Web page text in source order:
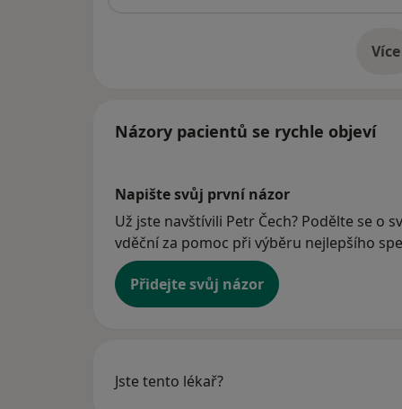
Více
o
Názory pacientů se rychle objeví
Napište svůj první názor
Už jste navštívili Petr Čech? Podělte se o
vděční za pomoc při výběru nejlepšího
Přidejte svůj názor
Jste tento lékař?